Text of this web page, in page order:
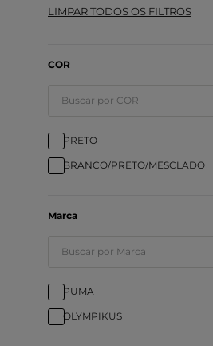
COR
PRETO
BRANCO/PRETO/MESCLADO
Marca
PUMA
OLYMPIKUS